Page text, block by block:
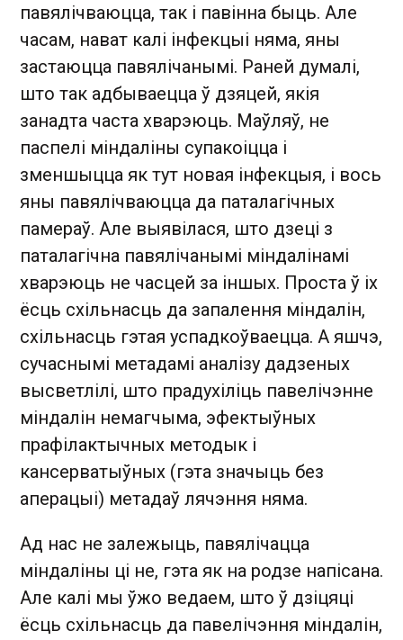
павялічваюцца, так і павінна быць. Але
часам, нават калі інфекцыі няма, яны
застаюцца павялічанымі. Раней думалі,
што так адбываецца ў дзяцей, якія
занадта часта хварэюць. Маўляў, не
паспелі міндаліны супакоіцца і
зменшыцца як тут новая інфекцыя, і вось
яны павялічваюцца да паталагічных
памераў. Але выявілася, што дзеці з
паталагічна павялічанымі міндалінамі
хварэюць не часцей за іншых. Проста ў іх
ёсць схільнасць да запалення міндалін,
схільнасць гэтая успадкоўваецца. А яшчэ,
сучаснымі метадамі аналізу дадзеных
высветлілі, што прадухіліць павелічэнне
міндалін немагчыма, эфектыўных
прафілактычных методык і
кансерватыўных (гэта значыць без
аперацыі) метадаў лячэння няма.
Ад нас не залежыць, павялічацца
міндаліны ці не, гэта як на родзе напісана.
Але калі мы ўжо ведаем, што ў дзіцяці
ёсць схільнасць да павелічэння міндалін,